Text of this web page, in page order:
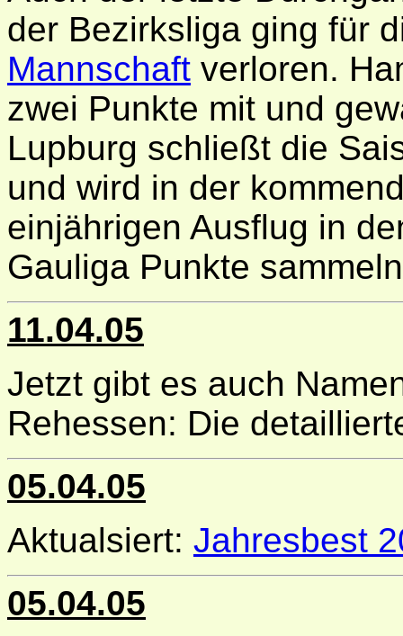
der Bezirksliga ging für
Mannschaft verloren.
zwei Punkte mit und
Lupburg schließt die
und wird in der
einjährigen Ausflug in
Gauliga Punkte
11.04.05
Jetzt gibt es auch
Rehessen: Die
05.04.05
Aktualsiert: Jahresbest
05.04.05